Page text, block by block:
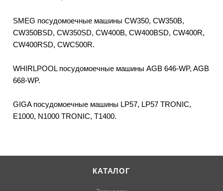
SMEG посудомоечные машины CW350, CW350B,
CW350BSD, CW350SD, CW400B, CW400BSD, CW400R,
CW400RSD, CWC500R.
WHIRLPOOL посудомоечные машины AGB 646-WP, AGB
668-WP.
GIGA посудомоечные машины LP57, LP57 TRONIC,
E1000, N1000 TRONIC, T1400.
КАТАЛОГ